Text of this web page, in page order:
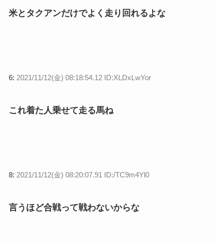
米とタクアンだけでよく走り回れるよな
6: 2021/11/12(金) 08:18:54.12 ID:XLDxLwYor
これ着た人乗せて走る馬ね
8: 2021/11/12(金) 08:20:07.91 ID:/TC9m4Yl0
言うほど合戦って戦わないからな